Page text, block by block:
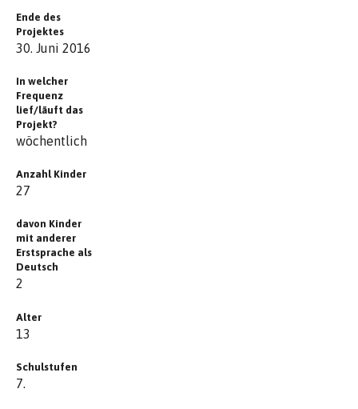
Ende des
Projektes
30. Juni 2016
In welcher
Frequenz
lief/läuft das
Projekt?
wöchentlich
Anzahl Kinder
27
davon Kinder
mit anderer
Erstsprache als
Deutsch
2
Alter
13
Schulstufen
7.